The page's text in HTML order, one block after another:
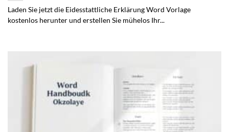
Laden Sie jetzt die Eidesstattliche Erklärung Word Vorlage
kostenlos herunter und erstellen Sie mühelos Ihr...